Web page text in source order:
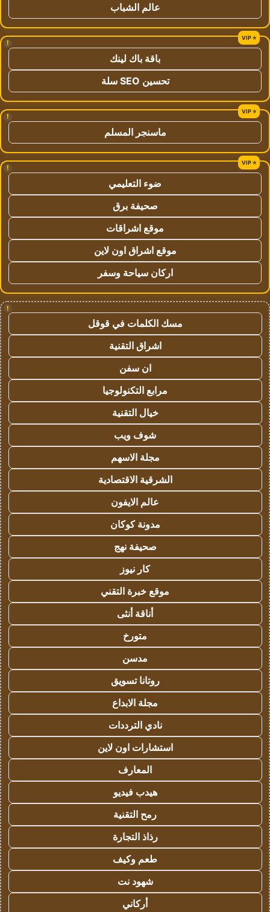
عالم الشباب
!
باقة باك لينك
تحسين SEO سلة
!
ماسنجر المسلم
!
ضوء التعليمي
صحيفة برق
موقع اشراقات
موقع اشراق اون لاين
اركان سياحة وسفر
!
مسك الكلمات في قوقل
اشراق التقنية
ان سفن
مرابع التكنولوجيا
خيال التقنية
شوف ويب
مجلة الاسهم
الشرقية الاقتصادية
عالم الايفون
مدونة كوكان
صحيفة نهج
كار نيوز
موقع خبرة التقني
أناقة أنثى
متورخ
مدسن
روتانا تسويق
مجلة الابداع
نادي الترددات
استشارات اون لاين
المعارف
هيدب فيديو
رمح التقنية
رذاذ التجارة
طعم وكيف
شهود نت
أركاني